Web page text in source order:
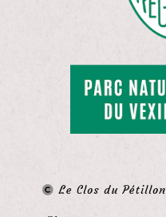
Le Clos du Pétillon